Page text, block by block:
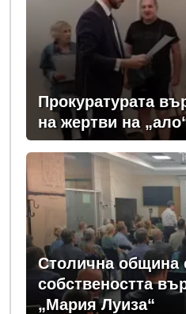
Прокуратурата
на жертви на
Столична община
собствеността
„Мария Луиза“